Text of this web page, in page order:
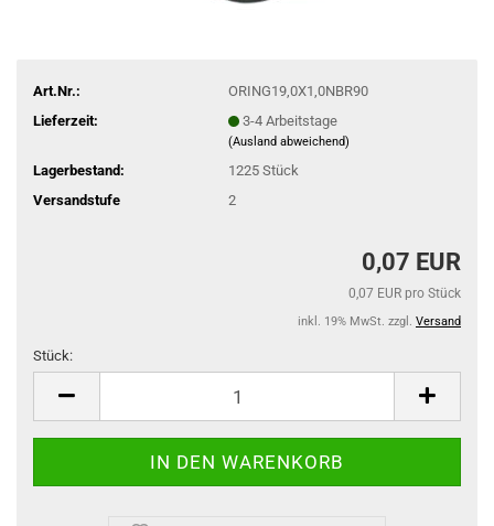
Art.Nr.:
ORING19,0X1,0NBR90
Lieferzeit:
3-4 Arbeitstage
(Ausland abweichend)
Lagerbestand: 1225 Stück
Versandstufe
2
0,07 EUR
0,07 EUR pro Stück
inkl. 19% MwSt. zzgl. Versand
Stück: